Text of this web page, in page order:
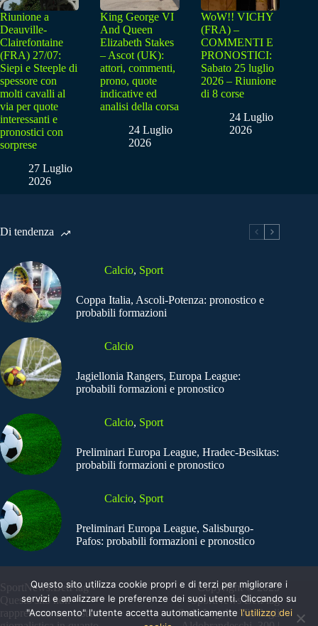
Riunione a
Deauville-
Clairefontaine
(FRA) 27/07:
Siepi e Steeple di
spessore con
molti cavalli al
via per quote
interessanti e
pronostici con
sorprese
27 Luglio
2026
King George VI
And Queen
Elizabeth Stakes
– Ascot (UK):
attori, commenti,
prono, quote
indicative ed
analisi della corsa
24 Luglio
2026
WoW!! VICHY
(FRA) –
COMMENTI E
PRONOSTICI:
Sabato 25 luglio
2026 – Riunione
di 8 corse
24 Luglio
2026
Di tendenza
Calcio, Sport
Coppa Italia, Ascoli-Potenza: pronostico e
probabili formazioni
Calcio
Jagiellonia Rangers, Europa League:
probabili formazioni e pronostico
Calcio, Sport
Preliminari Europa League, Hradec-Besiktas:
probabili formazioni e pronostico
Calcio, Sport
Preliminari Europa League, Salisburgo-
Pafos: probabili formazioni e pronostico
SportNews.BetFlag -
Questo sito non
rappresenta una testata
Copyright © 2025
SportNews BetFlag
Sede Legale: Via degli
Questo sito utilizza cookie propri e di terzi per migliorare i
servizi e analizzare le preferenze dei suoi utenti. Cliccando su
"Acconsento" l'utente accetta automaticamente l'utilizzo dei